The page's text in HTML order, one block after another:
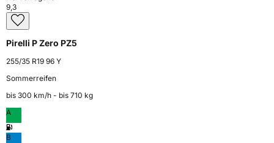
9,3
Pirelli P Zero PZ5
255/35 R19 96 Y
Sommerreifen
bis 300 km⁠/⁠h - bis 710 kg
A
B